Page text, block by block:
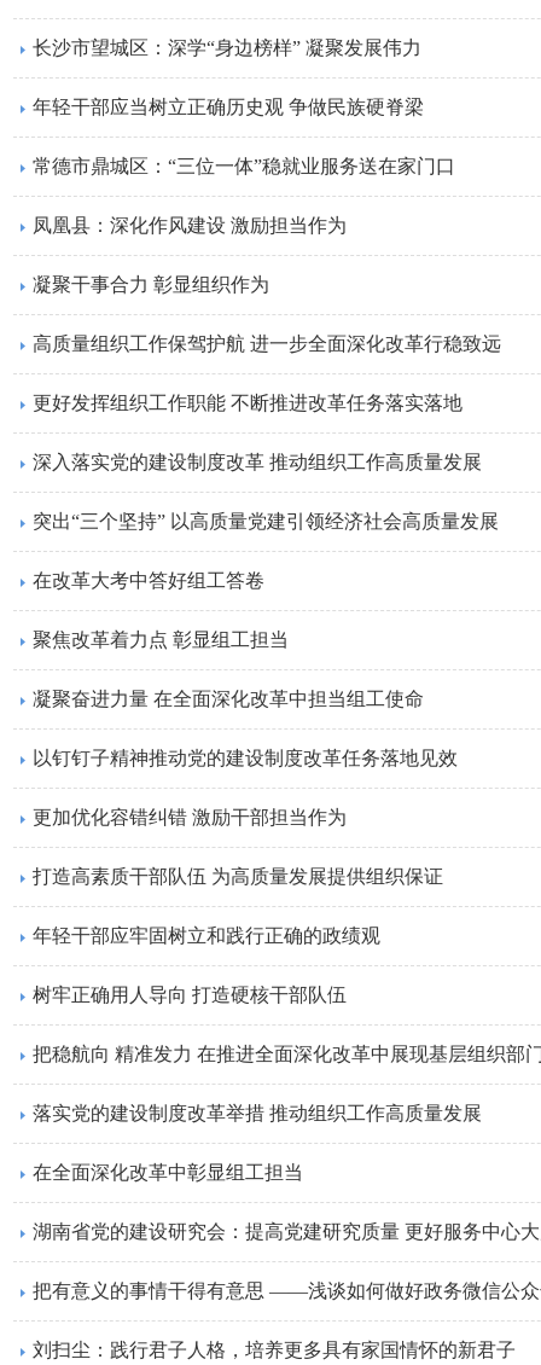
长沙市望城区：深学“身边榜样” 凝聚发展伟力
年轻干部应当树立正确历史观 争做民族硬脊梁
常德市鼎城区：“三位一体”稳就业服务送在家门口
凤凰县：深化作风建设 激励担当作为
凝聚干事合力 彰显组织作为
高质量组织工作保驾护航 进一步全面深化改革行稳致远
更好发挥组织工作职能 不断推进改革任务落实落地
深入落实党的建设制度改革 推动组织工作高质量发展
突出“三个坚持” 以高质量党建引领经济社会高质量发展
在改革大考中答好组工答卷
聚焦改革着力点 彰显组工担当
凝聚奋进力量 在全面深化改革中担当组工使命
以钉钉子精神推动党的建设制度改革任务落地见效
更加优化容错纠错 激励干部担当作为
打造高素质干部队伍 为高质量发展提供组织保证
年轻干部应牢固树立和践行正确的政绩观
树牢正确用人导向 打造硬核干部队伍
把稳航向 精准发力 在推进全面深化改革中展现基层组织部
落实党的建设制度改革举措 推动组织工作高质量发展
在全面深化改革中彰显组工担当
湖南省党的建设研究会：提高党建研究质量 更好服务中心
把有意义的事情干得有意思 ——浅谈如何做好政务微信公
刘扫尘：践行君子人格，培养更多具有家国情怀的新君子